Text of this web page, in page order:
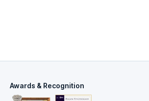
Awards & Recognition